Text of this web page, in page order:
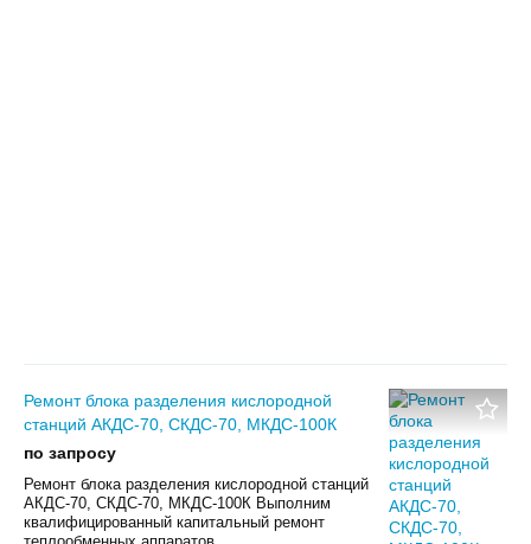
Ремонт блока разделения кислородной
станций АКДС-70, СКДС-70, МКДС-100К
по запросу
Ремонт блока разделения кислородной станций
АКДС-70, СКДС-70, МКДС-100К Выполним
квалифицированный капитальный ремонт